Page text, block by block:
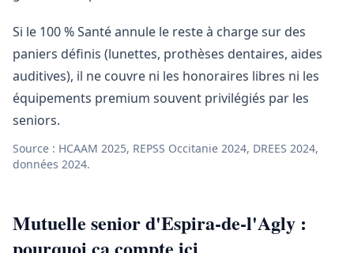
Si le 100 % Santé annule le reste à charge sur des
paniers définis (lunettes, prothèses dentaires, aides
auditives), il ne couvre ni les honoraires libres ni les
équipements premium souvent privilégiés par les
seniors.
Source : HCAAM 2025, REPSS Occitanie 2024, DREES 2024,
données 2024.
Mutuelle senior d'Espira-de-l'Agly :